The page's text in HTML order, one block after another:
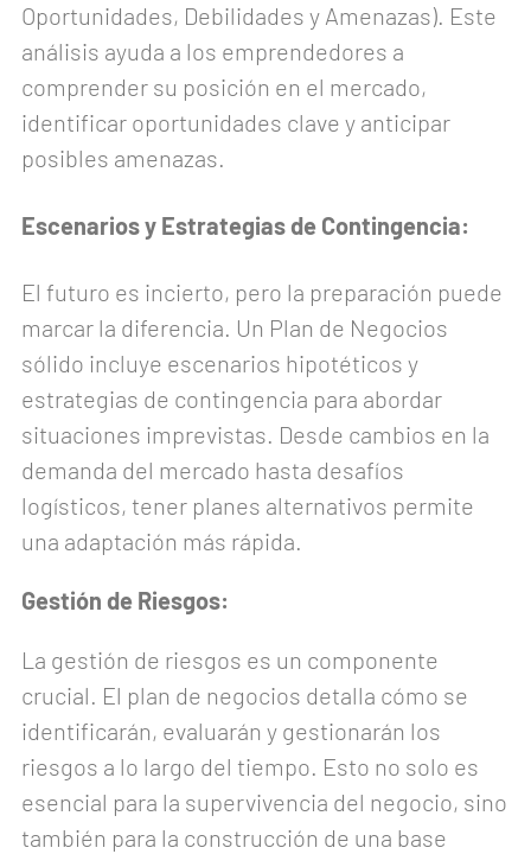
Oportunidades, Debilidades y Amenazas). Este
análisis ayuda a los emprendedores a
comprender su posición en el mercado,
identificar oportunidades clave y anticipar
posibles amenazas.
Escenarios y Estrategias de Contingencia:
El futuro es incierto, pero la preparación puede
marcar la diferencia. Un Plan de Negocios
sólido incluye escenarios hipotéticos y
estrategias de contingencia para abordar
situaciones imprevistas. Desde cambios en la
demanda del mercado hasta desafíos
logísticos, tener planes alternativos permite
una adaptación más rápida.
Gestión de Riesgos:
La gestión de riesgos es un componente
crucial. El plan de negocios detalla cómo se
identificarán, evaluarán y gestionarán los
riesgos a lo largo del tiempo. Esto no solo es
esencial para la supervivencia del negocio, sino
también para la construcción de una base